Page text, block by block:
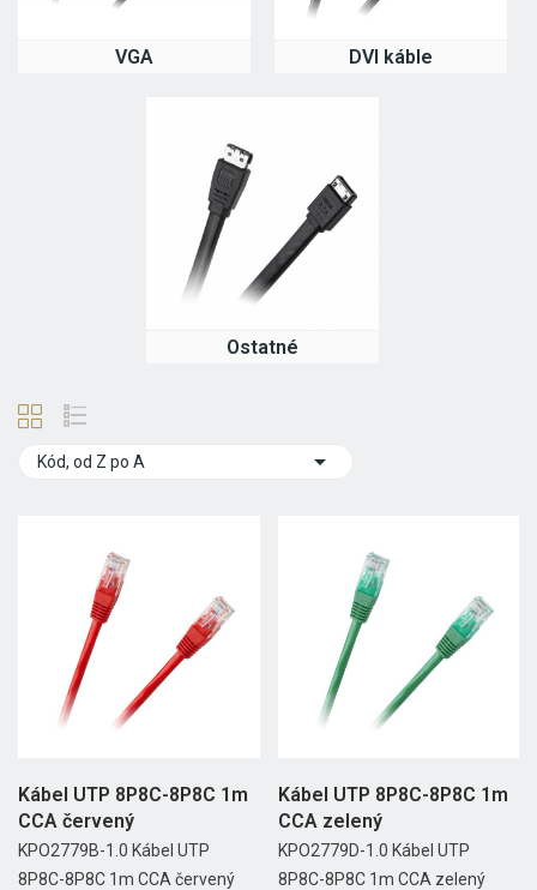
VGA DVI káble
Ostatné
Kód, od Z po A 
Kábel UTP 8P8C-8P8C 1m
CCA červený
KPO2779B-1.0 Kábel UTP
8P8C-8P8C 1m CCA červený
Kábel UTP 8P8C-8P8C 1m
CCA zelený
KPO2779D-1.0 Kábel UTP
8P8C-8P8C 1m CCA zelený